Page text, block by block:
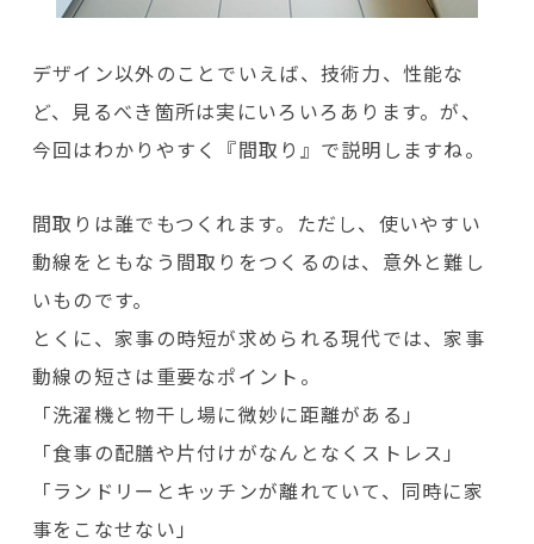
デザイン以外のことでいえば、技術力、性能な
ど、見るべき箇所は実にいろいろあります。が、
今回はわかりやすく『間取り』で説明しますね。
間取りは誰でもつくれます。ただし、使いやすい
動線をともなう間取りをつくるのは、意外と難し
いものです。
とくに、家事の時短が求められる現代では、家事
動線の短さは重要なポイント。
「洗濯機と物干し場に微妙に距離がある」
「食事の配膳や片付けがなんとなくストレス」
「ランドリーとキッチンが離れていて、同時に家
事をこなせない」